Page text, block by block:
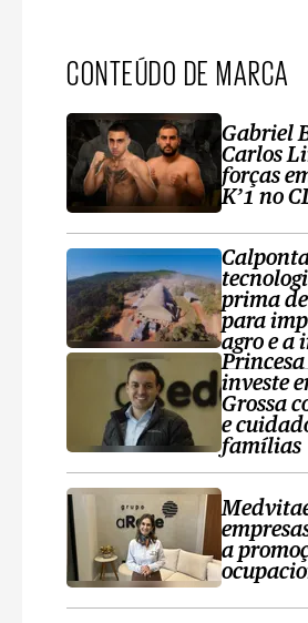
CONTEÚDO DE MARCA
Gabriel
Carlos
forças
K’1 no
prima
para
agro e a
investe
Grossa
e
famílias
a